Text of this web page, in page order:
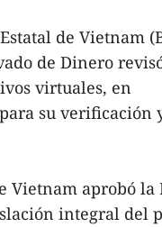
de Vietnam
de Dinero
virtuales, en
su verificación
Vietnam aprobó la
integral del